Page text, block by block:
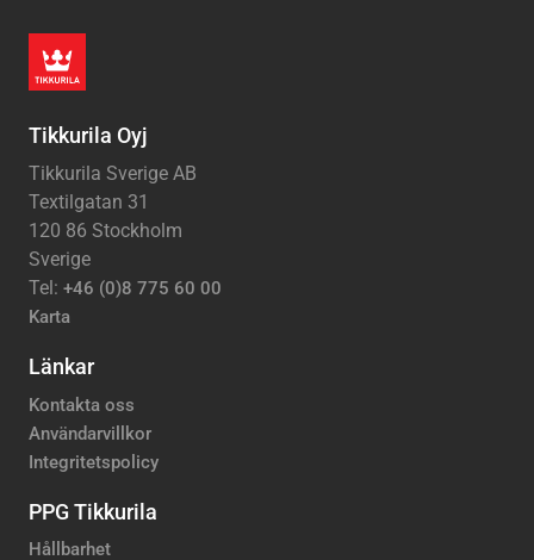
Tikkurila Oyj
Tikkurila Sverige AB
Textilgatan 31
120 86 Stockholm
Sverige
Tel: +46 (0)8 775 60 00
Karta
Länkar
Kontakta oss
Användarvillkor
Integritetspolicy
PPG Tikkurila
Hållbarhet